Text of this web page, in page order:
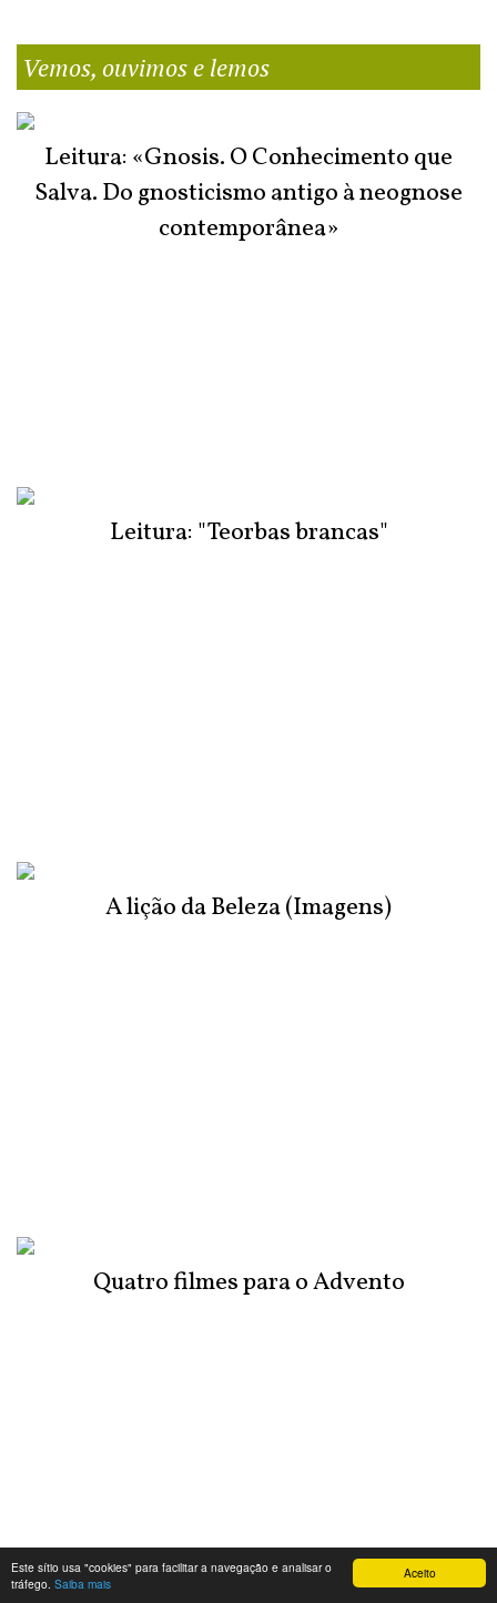
Aceito
Este sítio usa "cookies" para facilitar a navegação e analisar o
tráfego. Saiba mais
Vemos, ouvimos e lemos
Leitura: «Gnosis. O Conhecimento que
Salva. Do gnosticismo antigo à neognose
contemporânea»
Leitura: "Teorbas brancas"
A lição da Beleza (Imagens)
Quatro filmes para o Advento